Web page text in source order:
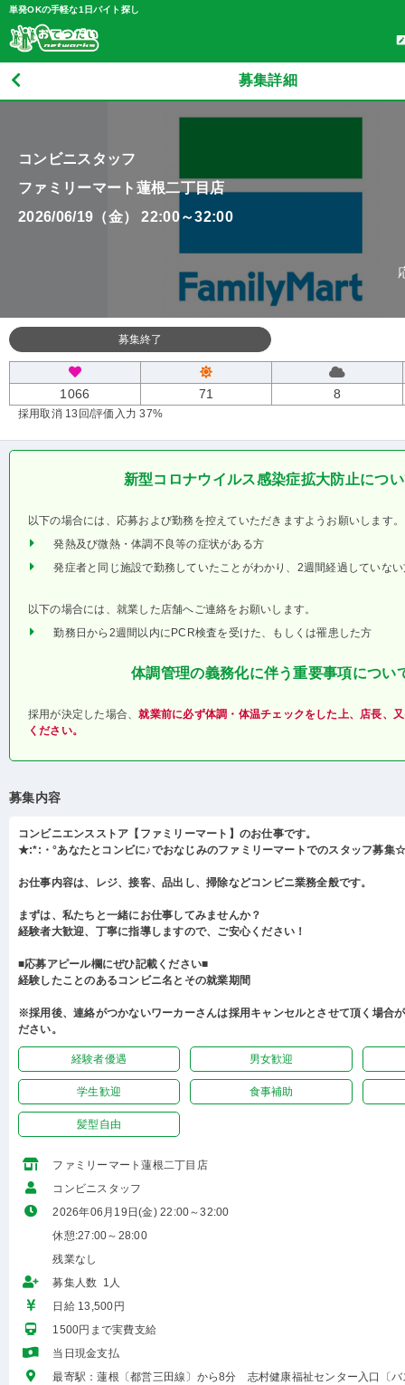
単発OKの手軽な1日バイト探し
募集詳細
コンビニスタッフ
ファミリーマート蓮根二丁目店
2026/06/19（金） 22:00～32:00
募集終了
1066 71 8
採用取消 13回/評価入力 37%
新型コロナウイルス感染症拡大防止につ
以下の場合には、応募および勤務を控えていただきますようお願いします。
発熱及び微熱・体調不良等の症状がある方
発症者と同じ施設で勤務していたことがわかり、2週間経過していな
以下の場合には、就業した店舗へご連絡をお願いします。
勤務日から2週間以内にPCR検査を受けた、もしくは罹患した方
体調管理の義務化に伴う重要事項につい
採用が決定した場合、就業前に必ず体調・体温チェックをした上、店長、
ください。
募集内容
コンビニエンスストア【ファミリーマート】のお仕事です。
★:*:・°あなたとコンビに♪でおなじみのファミリーマートでのスタッフ募集
お仕事内容は、レジ、接客、品出し、掃除などコンビニ業務全般です。
まずは、私たちと一緒にお仕事してみませんか？
経験者大歓迎、丁寧に指導しますので、ご安心ください！
■応募アピール欄にぜひ記載ください■
経験したことのあるコンビニ名とその就業期間
※採用後、連絡がつかないワーカーさんは採用キャンセルとさせて頂く場合
ださい。
経験者優遇 男女歓迎
学生歓迎 食事補助
髪型自由
ファミリーマート蓮根二丁目店
コンビニスタッフ
2026年06月19日(金) 22:00～32:00
休憩:27:00～28:00
残業なし
募集人数 1人
日給 13,500円
1500円まで実費支給
当日現金支払
最寄駅：蓮根〔都営三田線〕から8分 志村健康福祉センター入口〔バ